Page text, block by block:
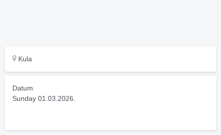
Kula
Datum
Sunday 01.03.2026.